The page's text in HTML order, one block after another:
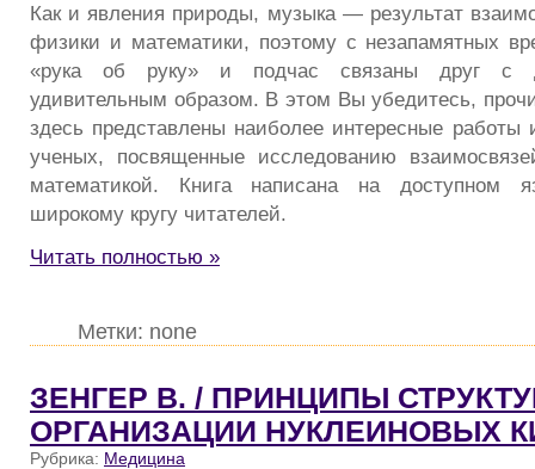
Как и явления природы, музыка — результат
физики и математики, поэтому с незапамятных
«рука об руку» и подчас связаны друг с
удивительным образом. В этом Вы убедитесь,
здесь представлены наиболее интересные работы
ученых, посвященные исследованию
математикой. Книга написана на доступном
широкому кругу читателей.
Читать полностью »
Метки: none
ЗЕНГЕР В. / ПРИНЦИПЫ
ОРГАНИЗАЦИИ НУКЛЕИНОВЫХ
Рубрика: Медицина